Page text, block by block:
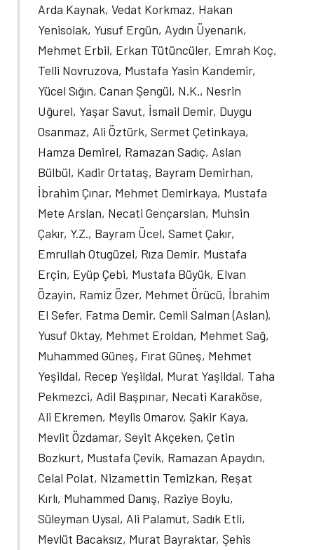
Arda Kaynak, Vedat Korkmaz, Hakan
Yenisolak, Yusuf Ergün, Aydın Üyenarık,
Mehmet Erbil, Erkan Tütüncüler, Emrah Koç,
Telli Novruzova, Mustafa Yasin Kandemir,
Yücel Sığın, Canan Şengül, N.K., Nesrin
Uğurel, Yaşar Savut, İsmail Demir, Duygu
Osanmaz, Ali Öztürk, Sermet Çetinkaya,
Hamza Demirel, Ramazan Sadıç, Aslan
Bülbül, Kadir Ortataş, Bayram Demirhan,
İbrahim Çınar, Mehmet Demirkaya, Mustafa
Mete Arslan, Necati Gençarslan, Muhsin
Çakır, Y.Z., Bayram Ücel, Samet Çakır,
Emrullah Otugüzel, Rıza Demir, Mustafa
Erçin, Eyüp Çebi, Mustafa Büyük, Elvan
Özayin, Ramiz Özer, Mehmet Örücü, İbrahim
El Sefer, Fatma Demir, Cemil Salman (Aslan),
Yusuf Oktay, Mehmet Eroldan, Mehmet Sağ,
Muhammed Güneş, Fırat Güneş, Mehmet
Yeşildal, Recep Yeşildal, Murat Yaşildal, Taha
Pekmezci, Adil Başpınar, Necati Karaköse,
Ali Ekremen, Meylis Omarov, Şakir Kaya,
Mevlit Özdamar, Seyit Akçeken, Çetin
Bozkurt, Mustafa Çevik, Ramazan Apaydın,
Celal Polat, Nizamettin Temizkan, Reşat
Kırlı, Muhammed Danış, Raziye Boylu,
Süleyman Uysal, Ali Palamut, Sadık Etli,
Mevlüt Bacaksız, Murat Bayraktar, Şehis